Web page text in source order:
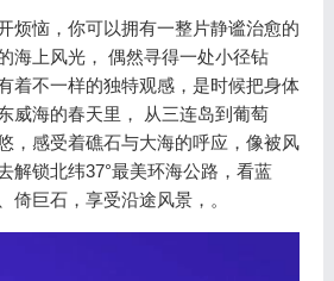
烦恼，你可以拥有一整片静谧治愈的
海上风光， 偶然寻得一处小径钻
着不一样的独特观感，是时候把身体
威海的春天里， 从三连岛到葡萄
，感受着礁石与大海的呼应，像被风
解锁北纬37°最美环海公路，看蓝
倚巨石，享受沿途风景，。